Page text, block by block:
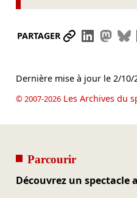
PARTAGER Partager le
Dernière mise à jour le 2/10/
© 2007-2026Les Archives du
Parcourir
Découvrez un spectacle